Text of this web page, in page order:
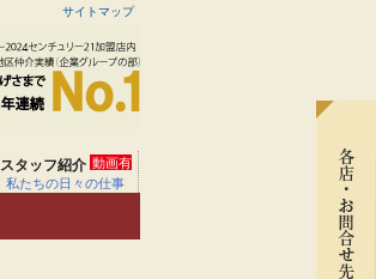
サイトマップ
スタッフ紹介 動画有
私たちの日々の仕事